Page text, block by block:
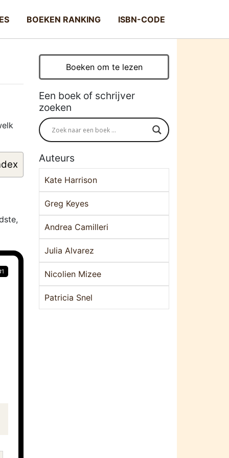
BOEKEN RANKING ISBN-CODE
Boeken om te lezen
Een boek of schrijver
zoeken
Auteurs
Kate Harrison
Greg Keyes
Andrea Camilleri
Julia Alvarez
Nicolien Mizee
Patricia Snel